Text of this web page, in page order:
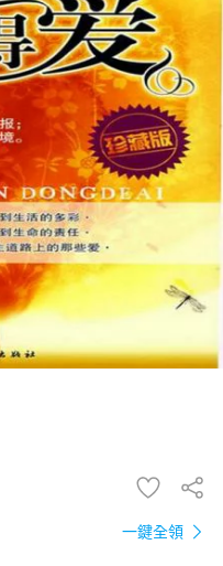
運動休閒 親子玩具
化妝保養 情趣用品
一鍵全領